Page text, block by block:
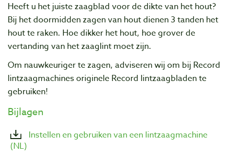
Heeft u het juiste zaagblad voor de dikte van het hout?
Bij het doormidden zagen van hout dienen 3 tanden het
hout te raken. Hoe dikker het hout, hoe grover de
vertanding van het zaaglint moet zijn.
Om nauwkeuriger te zagen, adviseren wij om bij Record
lintzaagmachines originele Record lintzaagbladen te
gebruiken!
Bijlagen
Instellen en gebruiken van een lintzaagmachine
(NL)